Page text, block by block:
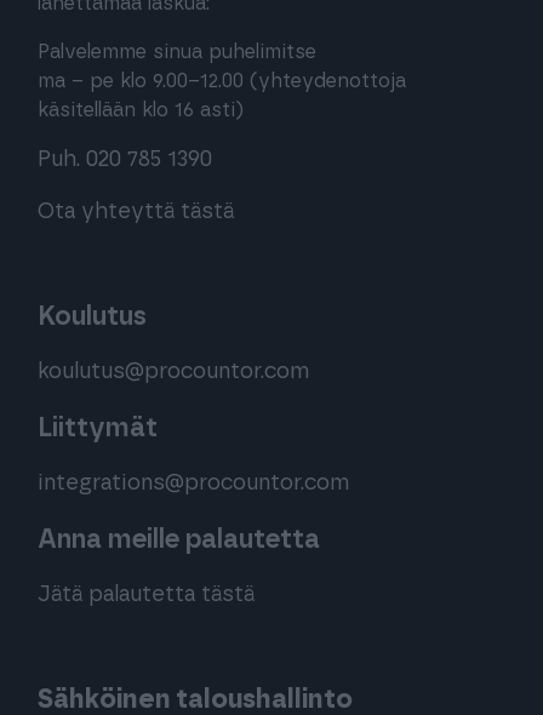
lähettämää laskua:
Palvelemme sinua puhelimitse
ma – pe klo 9.00–12.00 (yhteydenottoja
käsitellään klo 16 asti)
Puh. 020 785 1390
Ota yhteyttä tästä
Koulutus
koulutus@procountor.com
Liittymät
integrations@procountor.com
Anna meille palautetta
Jätä palautetta tästä
Sähköinen taloushallinto